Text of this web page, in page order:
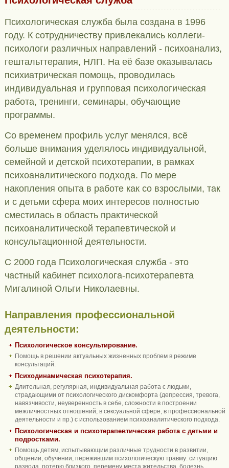
Психологическая служба была создана в 1996
году. К сотрудничеству привлекались коллеги-
психологи различных направлений - психоанализ,
гештальттерапия, НЛП. На её базе оказывалась
психиатрическая помощь, проводилась
индивидуальная и групповая психологическая
работа, тренинги, семинары, обучающие
программы.
Со временем профиль услуг менялся, всё
больше внимания уделялось индивидуальной,
семейной и детской психотерапии, в рамках
психоаналитического подхода. По мере
накопления опыта в работе как со взрослыми, так
и с детьми сфера моих интересов полностью
сместилась в область практической
психоаналитической терапевтической и
консультационной деятельности.
С 2000 года Психологическая служба - это
частный кабинет психолога-психотерапевта
Мигалиной Ольги Николаевны.
Направления профессиональной
деятельности:
Психологическое консультирование.
Помощь в решении актуальных жизненных проблем в режиме
консультаций.
Психодинамическая психотерапия.
Длительная, регулярная, индивидуальная работа с людьми,
страдающими от психологического дискомфорта (депрессия, тревога,
навязчивости, неуверенность в себе, сложности в построении
межличностных отношений, в сексуальной сфере, в профессиональной
деятельности и пр.) с использованием психоаналитического подхода.
Психологическая и психотерапевтическая работа с детьми и
подростками.
Помощь детям, испытывающим различные трудности в развитии,
общении, обучении, пережившим психологическую травму: ситуацию
развода, потерю близкого, перемену места жительства, болезнь.